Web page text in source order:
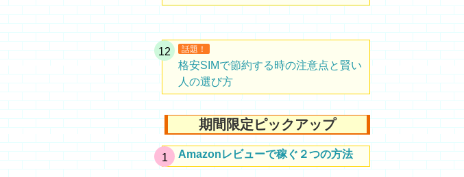
話題！
格安SIMで節約する時の注意点と賢い
人の選び方
期間限定ピックアップ
Amazonレビューで稼ぐ２つの方法